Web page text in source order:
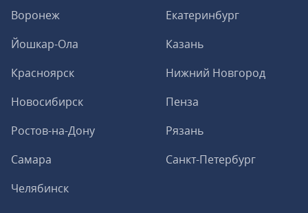
Воронеж
Екатеринбург
Йошкар-Ола
Казань
Красноярск
Нижний Новгород
Новосибирск
Пенза
Ростов-на-Дону
Рязань
Самара
Санкт-Петербург
Челябинск